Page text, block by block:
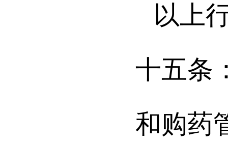
以上
十五条
和购药